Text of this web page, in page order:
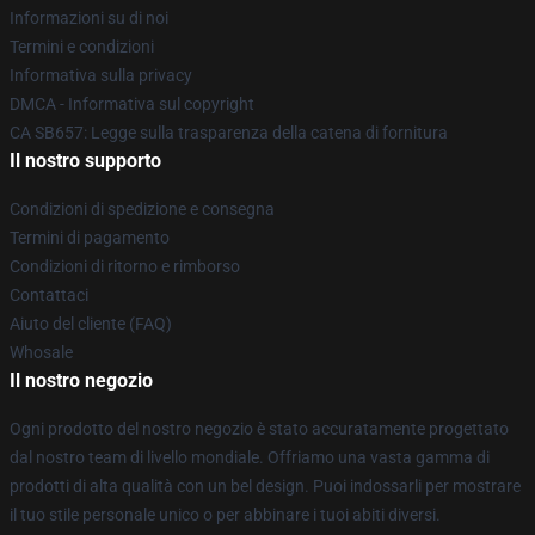
Informazioni su di noi
Termini e condizioni
Informativa sulla privacy
DMCA - Informativa sul copyright
CA SB657: Legge sulla trasparenza della catena di fornitura
Il nostro supporto
Condizioni di spedizione e consegna
Termini di pagamento
Condizioni di ritorno e rimborso
Contattaci
Aiuto del cliente (FAQ)
Whosale
Il nostro negozio
Ogni prodotto del nostro negozio è stato accuratamente progettato
dal nostro team di livello mondiale. Offriamo una vasta gamma di
prodotti di alta qualità con un bel design. Puoi indossarli per mostrare
il tuo stile personale unico o per abbinare i tuoi abiti diversi.